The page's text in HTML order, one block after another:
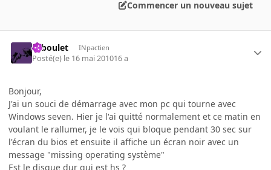
Commencer un nouveau sujet
Taboulet INpactien
Posté(e) le 16 mai 201016 a
Bonjour,
J'ai un souci de démarrage avec mon pc qui tourne avec
Windows seven. Hier je l'ai quitté normalement et ce matin en
voulant le rallumer, je le vois qui bloque pendant 30 sec sur
l'écran du bios et ensuite il affiche un écran noir avec un
message "missing operating système"
Est le disque dur qui est hs ?